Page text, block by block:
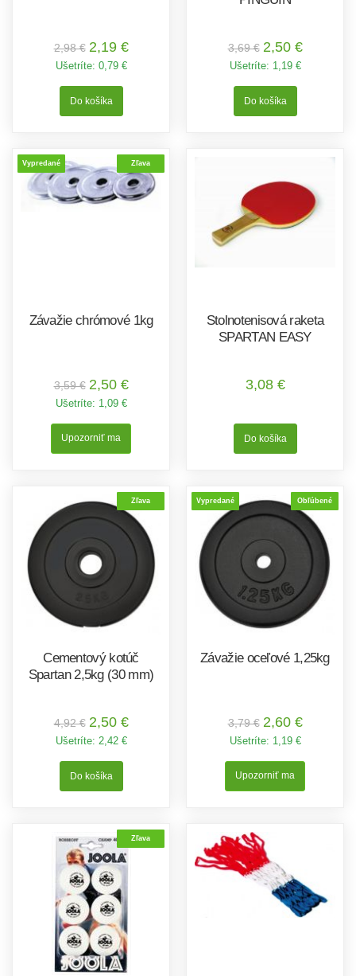
2,98 € 2,19 €
Ušetríte: 0,79 €
3,69 € 2,50 €
Ušetríte: 1,19 €
Vypredané Zľava
Závažie chrómové 1kg
3,59 € 2,50 €
Ušetríte: 1,09 €
Upozorniť ma
Stolnotenisová raketa
SPARTAN EASY
3,08 €
Zľava
Cementový kotúč
Spartan 2,5kg (30 mm)
4,92 € 2,50 €
Ušetríte: 2,42 €
Vypredané Obľúbené
Závažie oceľové 1,25kg
3,79 € 2,60 €
Ušetríte: 1,19 €
Upozorniť ma
Zľava